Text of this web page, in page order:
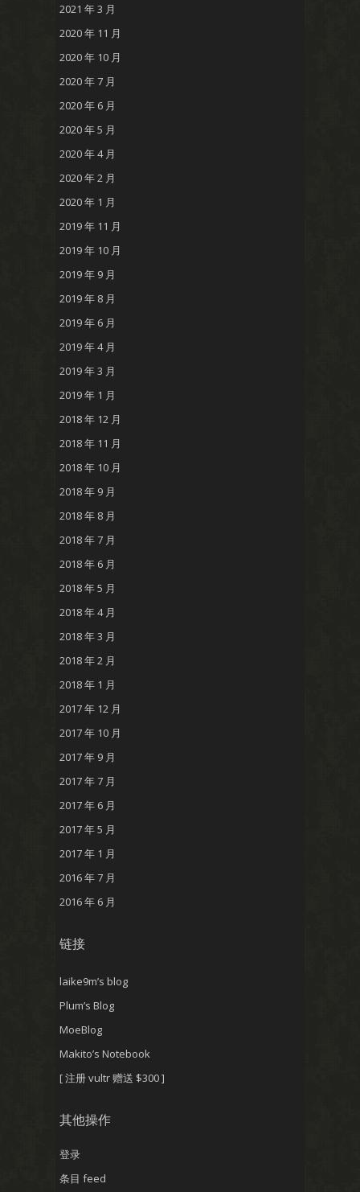
2021 年 3 月
2020 年 11 月
2020 年 10 月
2020 年 7 月
2020 年 6 月
2020 年 5 月
2020 年 4 月
2020 年 2 月
2020 年 1 月
2019 年 11 月
2019 年 10 月
2019 年 9 月
2019 年 8 月
2019 年 6 月
2019 年 4 月
2019 年 3 月
2019 年 1 月
2018 年 12 月
2018 年 11 月
2018 年 10 月
2018 年 9 月
2018 年 8 月
2018 年 7 月
2018 年 6 月
2018 年 5 月
2018 年 4 月
2018 年 3 月
2018 年 2 月
2018 年 1 月
2017 年 12 月
2017 年 10 月
2017 年 9 月
2017 年 7 月
2017 年 6 月
2017 年 5 月
2017 年 1 月
2016 年 7 月
2016 年 6 月
链接
laike9m’s blog
Plum’s Blog
MoeBlog
Makito’s Notebook
[ 注册 vultr 赠送 $300 ]
其他操作
登录
条目 feed